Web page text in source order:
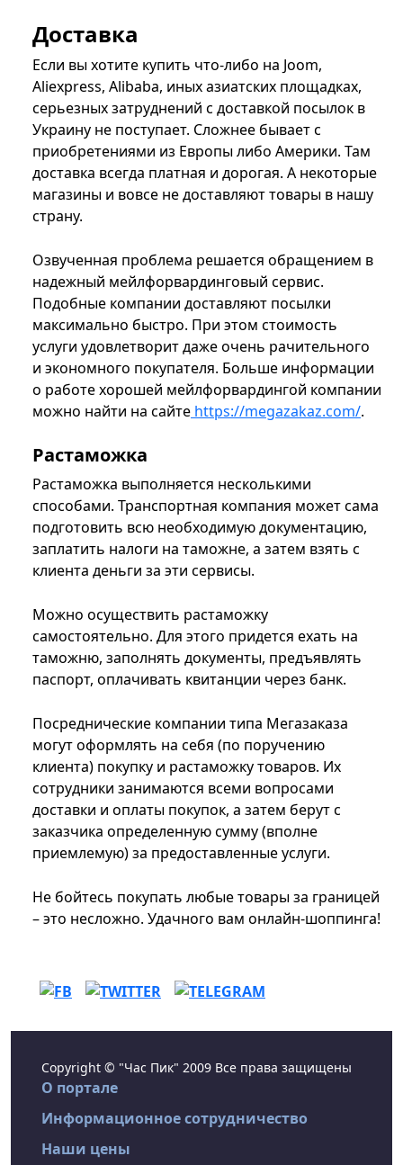
Доставка
Если вы хотите купить что-либо на Joom,
Aliexpress, Alibaba, иных азиатских площадках,
серьезных затруднений с доставкой посылок в
Украину не поступает. Сложнее бывает с
приобретениями из Европы либо Америки. Там
доставка всегда платная и дорогая. А некоторые
магазины и вовсе не доставляют товары в нашу
страну.
Озвученная проблема решается обращением в
надежный мейлфорвардинговый сервис.
Подобные компании доставляют посылки
максимально быстро. При этом стоимость
услуги удовлетворит даже очень рачительного
и экономного покупателя. Больше информации
о работе хорошей мейлфорвардингой компании
можно найти на сайте https://megazakaz.com/.
Растаможка
Растаможка выполняется несколькими
способами. Транспортная компания может сама
подготовить всю необходимую документацию,
заплатить налоги на таможне, а затем взять с
клиента деньги за эти сервисы.
Можно осуществить растаможку
самостоятельно. Для этого придется ехать на
таможню, заполнять документы, предъявлять
паспорт, оплачивать квитанции через банк.
Посреднические компании типа Мегазаказа
могут оформлять на себя (по поручению
клиента) покупку и растаможку товаров. Их
сотрудники занимаются всеми вопросами
доставки и оплаты покупок, а затем берут с
заказчика определенную сумму (вполне
приемлемую) за предоставленные услуги.
Не бойтесь покупать любые товары за границей
– это несложно. Удачного вам онлайн-шоппинга!
Copyright © "Час Пик" 2009 Все права защищены
О портале
Информационное сотрудничество
Наши цены